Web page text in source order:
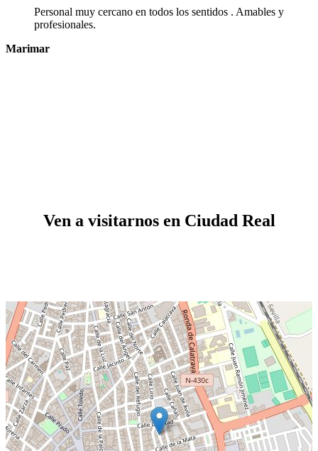
Personal muy cercano en todos los sentidos . Amables y
profesionales.
Marimar
Ven a visitarnos en Ciudad Real